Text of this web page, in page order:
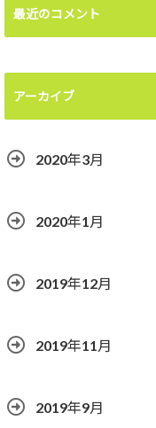
最近のコメント
アーカイブ
2020年3月
2020年1月
2019年12月
2019年11月
2019年9月